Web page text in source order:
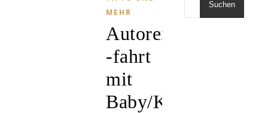
MEHR
Autoreise/bzw.
-fahrt
mit
Baby/Kleinkind
Suchen